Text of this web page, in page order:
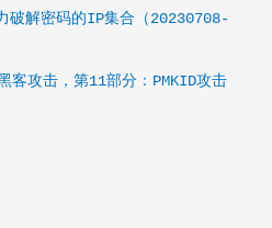
破解密码的IP集合（20230708-
客攻击，第11部分：PMKID攻击